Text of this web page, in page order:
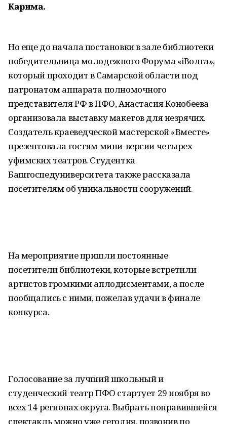
Карима.
Но еще до начала постановки в зале библиотеки
победительница молодежного Форума «iВолга»,
который проходит в Самарской области под
патронатом аппарата полномочного
представителя РФ в ПФО, Анастасия Конобеева
организовала выставку макетов для незрячих.
Создатель краеведческой мастерской «Вместе»
презентовала гостям мини-версии четырех
уфимских театров. Студентка
Башгоспедуниверситета также рассказала
посетителям об уникальности сооружений.
На мероприятие пришли постоянные
посетители библиотеки, которые встретили
артистов громкими аплодисментами, а после
пообщались с ними, пожелав удачи в финале
конкурса.
Голосование за лучший школьный и
студенческий театр ПФО стартует 29 ноября во
всех 14 регионах округа. Выбрать понравившейся
спектакль можно уже сегодня, позвонив по